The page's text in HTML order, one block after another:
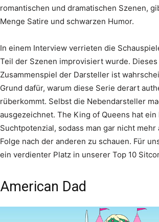
romantischen und dramatischen Szenen,
Menge Satire und schwarzen Humor.
In einem Interview verrieten die
Teil der Szenen improvisiert wurde.
Zusammenspiel der Darsteller ist
Grund dafür, warum diese Serie derart
rüberkommt. Selbst die Nebendarsteller
ausgezeichnet. The King of Queens hat ein
Suchtpotenzial, sodass man gar nicht
Folge nach der anderen zu schauen. Für
ein verdienter Platz in unserer Top 10
American Dad